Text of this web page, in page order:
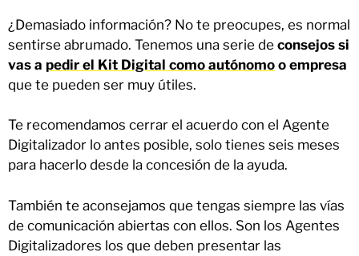
¿Demasiado información? No te preocupes, es normal
sentirse abrumado. Tenemos una serie de consejos si
vas a pedir el Kit Digital como autónomo o empresa
que te pueden ser muy útiles.
Te recomendamos cerrar el acuerdo con el Agente
Digitalizador lo antes posible, solo tienes seis meses
para hacerlo desde la concesión de la ayuda.
También te aconsejamos que tengas siempre las vías
de comunicación abiertas con ellos. Son los Agentes
Digitalizadores los que deben presentar las